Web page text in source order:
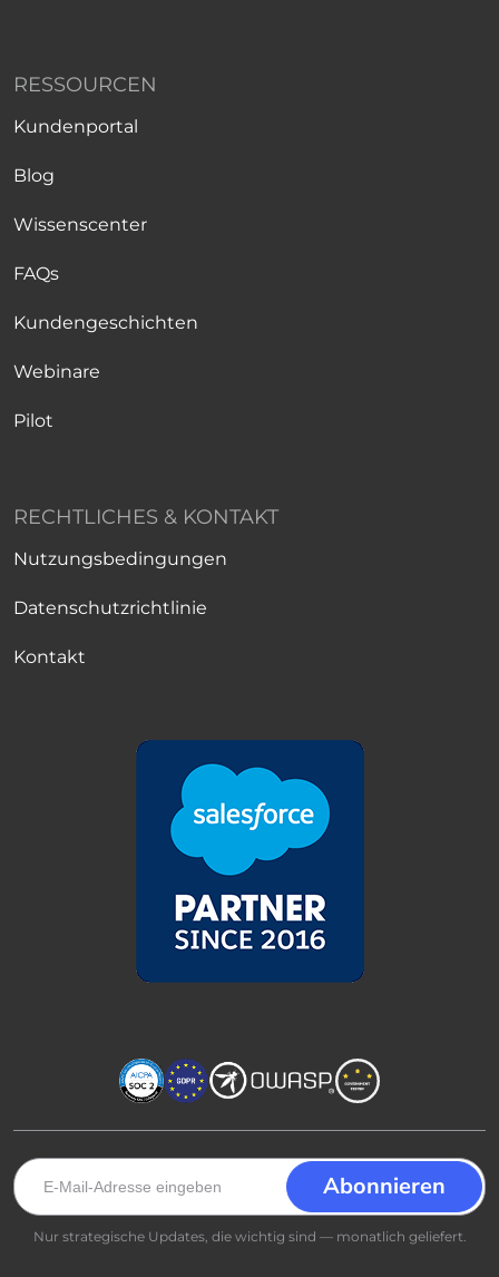
RESSOURCEN
Kundenportal
Blog
Wissenscenter
FAQs
Kundengeschichten
Webinare
Pilot
RECHTLICHES & KONTAKT
Nutzungsbedingungen
Datenschutzrichtlinie
Kontakt
Nur strategische Updates, die wichtig sind — monatlich geliefert.